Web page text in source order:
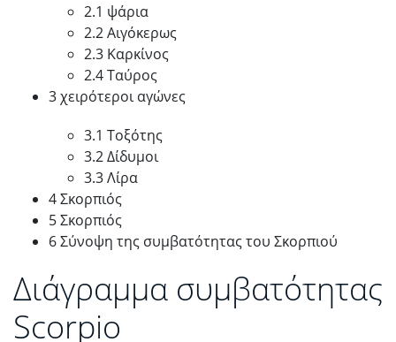
2.1 ψάρια
2.2 Αιγόκερως
2.3 Καρκίνος
2.4 Ταύρος
3 χειρότεροι αγώνες
3.1 Τοξότης
3.2 Δίδυμοι
3.3 Λίρα
4 Σκορπιός
5 Σκορπιός
6 Σύνοψη της συμβατότητας του Σκορπιού
Διάγραμμα συμβατότητας
Scorpio